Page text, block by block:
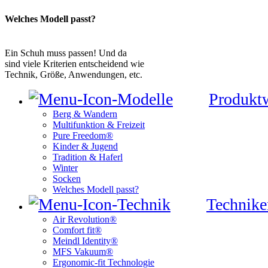
Welches Modell passt?
Ein Schuh muss passen! Und da
sind viele Kriterien entscheidend wie
Technik, Größe, Anwendungen, etc.
Berg & Wandern
Multifunktion & Freizeit
Pure Freedom®
Kinder & Jugend
Tradition & Haferl
Winter
Socken
Welches Modell passt?
Air Revolution®
Comfort fit®
Meindl Identity®
MFS Vakuum®
Ergonomic-fit Technologie